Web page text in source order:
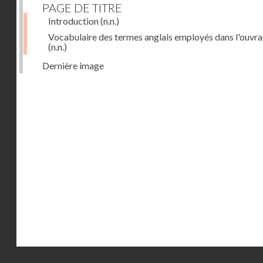
PAGE DE TITRE
Introduction(n.n.)
Vocabulaire des termes anglais employés dans
(n.n.)
Dernière image